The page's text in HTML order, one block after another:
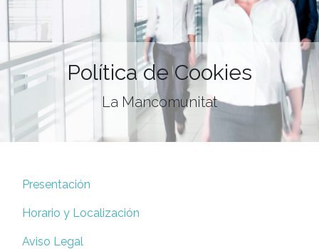
Política de Cookies
La Mancomunitat
Presentación
Horario y Localización
Aviso Legal